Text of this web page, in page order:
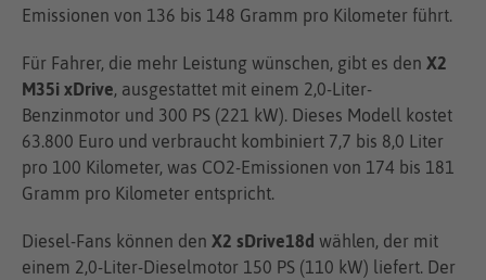
Emissionen von 136 bis 148 Gramm pro Kilometer führt.
Für Fahrer, die mehr Leistung wünschen, gibt es den X2
M35i xDrive, ausgestattet mit einem 2,0-Liter-
Benzinmotor und 300 PS (221 kW). Dieses Modell kostet
63.800 Euro und verbraucht kombiniert 7,7 bis 8,0 Liter
pro 100 Kilometer, was CO2-Emissionen von 174 bis 181
Gramm pro Kilometer entspricht.
Diesel-Fans können den X2 sDrive18d wählen, der mit
einem 2,0-Liter-Dieselmotor 150 PS (110 kW) liefert. Der